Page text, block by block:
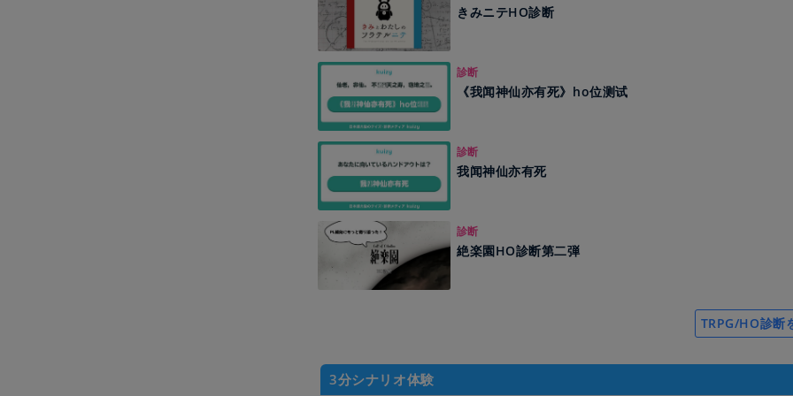
きみニテHO診断
診断
《我闻神仙亦有死》ho位测试
診断
我闻神仙亦有死
診断
絶楽園HO診断第二弾
TRPG/HO診断
3分シナリオ体験